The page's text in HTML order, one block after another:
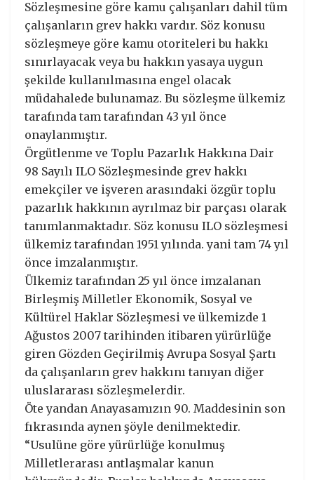
Sözleşmesine göre kamu çalışanları dahil tüm
çalışanların grev hakkı vardır. Söz konusu
sözleşmeye göre kamu otoriteleri bu hakkı
sınırlayacak veya bu hakkın yasaya uygun
şekilde kullanılmasına engel olacak
müdahalede bulunamaz. Bu sözleşme ülkemiz
tarafında tam tarafından 43 yıl önce
onaylanmıştır.
Örgütlenme ve Toplu Pazarlık Hakkına Dair
98 Sayılı ILO Sözleşmesinde grev hakkı
emekçiler ve işveren arasındaki özgür toplu
pazarlık hakkının ayrılmaz bir parçası olarak
tanımlanmaktadır. Söz konusu ILO sözleşmesi
ülkemiz tarafından 1951 yılında. yani tam 74 yıl
önce imzalanmıştır.
Ülkemiz tarafından 25 yıl önce imzalanan
Birleşmiş Milletler Ekonomik, Sosyal ve
Kültürel Haklar Sözleşmesi ve ülkemizde 1
Ağustos 2007 tarihinden itibaren yürürlüğe
giren Gözden Geçirilmiş Avrupa Sosyal Şartı
da çalışanların grev hakkını tanıyan diğer
uluslararası sözleşmelerdir.
Öte yandan Anayasamızın 90. Maddesinin son
fıkrasında aynen şöyle denilmektedir.
“Usulüne göre yürürlüğe konulmuş
Milletlerarası antlaşmalar kanun